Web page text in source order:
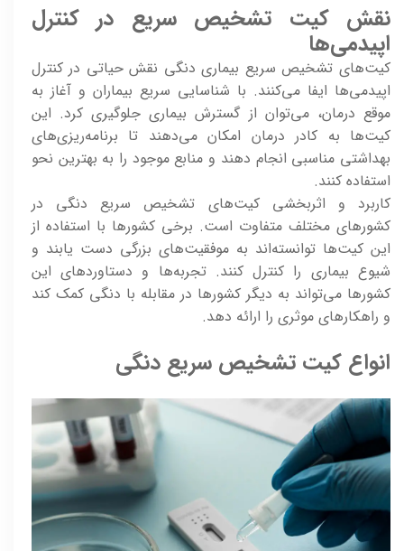
نقش کیت تشخیص سریع در کنترل
اپیدمی‌ها
کیت‌های تشخیص سریع بیماری دنگی نقش حیاتی در کنترل
اپیدمی‌ها ایفا می‌کنند. با شناسایی سریع بیماران و آغاز به
موقع درمان، می‌توان از گسترش بیماری جلوگیری کرد. این
کیت‌ها به کادر درمان امکان می‌دهند تا برنامه‌ریزی‌های
بهداشتی مناسبی انجام دهند و منابع موجود را به بهترین نحو
استفاده کنند.
کاربرد و اثربخشی کیت‌های تشخیص سریع دنگی در
کشورهای مختلف متفاوت است. برخی کشورها با استفاده از
این کیت‌ها توانسته‌اند به موفقیت‌های بزرگی دست یابند و
شیوع بیماری را کنترل کنند. تجربه‌ها و دستاوردهای این
کشورها می‌تواند به دیگر کشورها در مقابله با دنگی کمک کند
و راهکارهای موثری را ارائه دهد.
انواع کیت تشخیص سریع دنگی